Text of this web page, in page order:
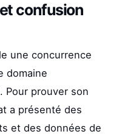
confusion
une concurrence
domaine
Pour prouver son
a présenté des
et des données de